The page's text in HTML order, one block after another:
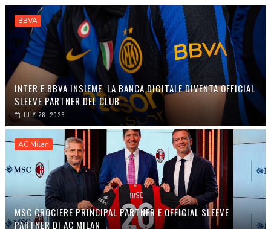
BBVA
INTER E BBVA INSIEME: LA BANCA DIGITALE DIVENTA OFFICIAL
SLEEVE PARTNER DEL CLUB
JULY 28, 2026
AC Milan
MSC CROCIERE PRINCIPAL PARTNER E OFFICIAL SLEEVE
PARTNER DI AC MILAN